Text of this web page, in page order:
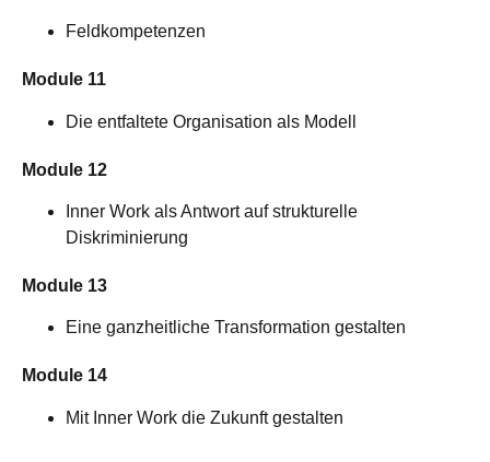
Feldkompetenzen
Module 11
Die entfaltete Organisation als Modell
Module 12
Inner Work als Antwort auf strukturelle
Diskriminierung
Module 13
Eine ganzheitliche Transformation gestalten
Module 14
Mit Inner Work die Zukunft gestalten